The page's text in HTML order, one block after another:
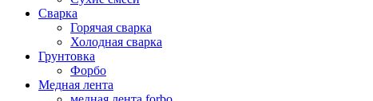
Сварка
Горячая сварка
Холодная сварка
Грунтовка
Форбо
Медная лента